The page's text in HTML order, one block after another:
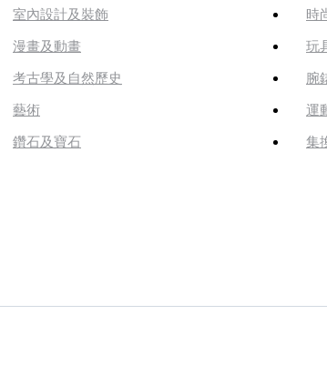
室內設計及裝飾 時
漫畫及動畫 玩
考古學及自然歷史 腕
藝術 運
鑽石及寶石 集